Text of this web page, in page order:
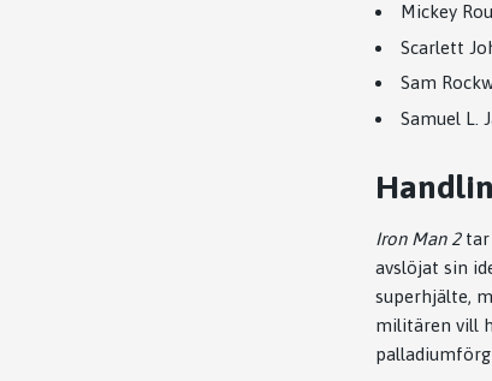
Mickey
Scarlett
Sam
Samuel L.
Iron Man 2tar
avslöjat sin
superhjälte,
militären vill